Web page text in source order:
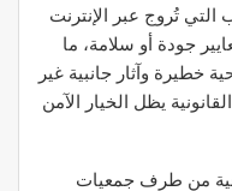
تُروج عبر الإنترنت
جودة أو سلامة، ما
وآثار جانبية غير
يظل الخيار الآمن
من طرف جمعيات